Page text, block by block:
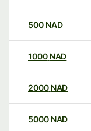
500 NAD
1000 NAD
2000 NAD
5000 NAD